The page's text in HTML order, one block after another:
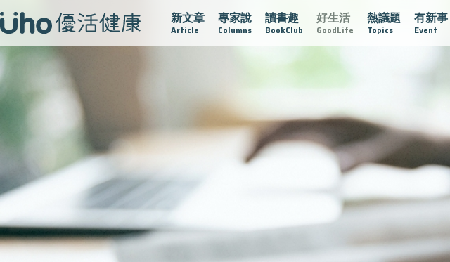
新文章
Article
專家說
Columns
讀書趣
BookClub
好生活
GoodLife
熱議題
Topics
有新事
Event
疫情保衛戰 再生醫學 愛的未來視 認識攝護腺肥大 守護骨骼健康 達文西手術